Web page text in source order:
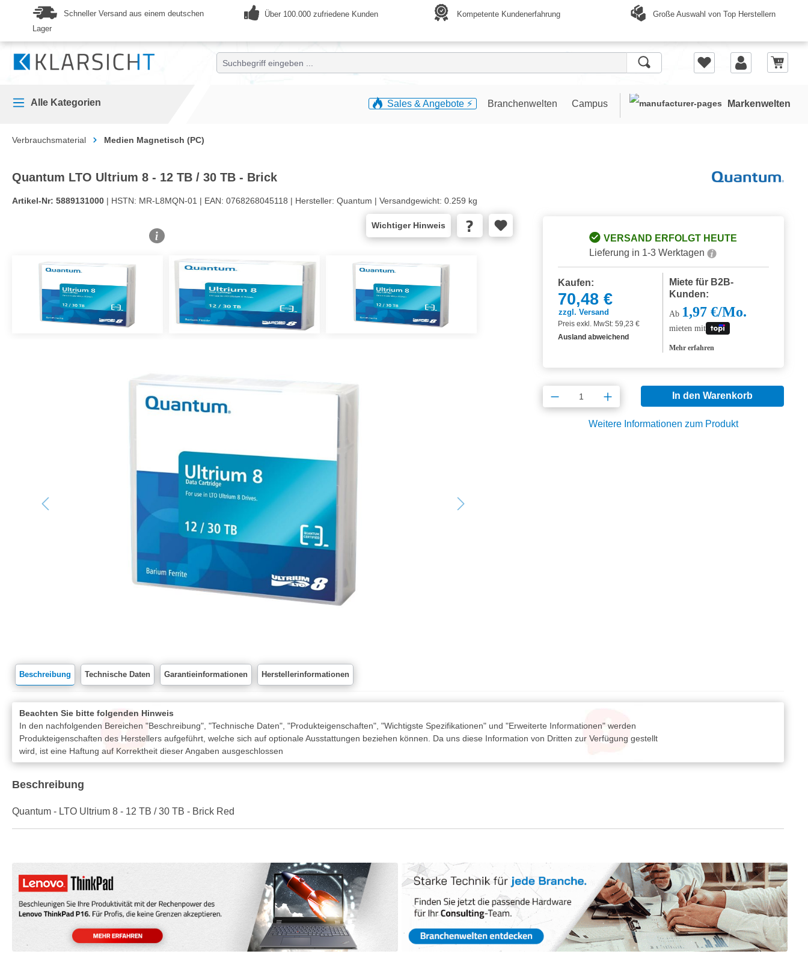
Zur Hauptnavigation springen
Schneller Versand aus einem deutschen
Lager
Über 100.000 zufriedene Kunden Kompetente Kundenerfahrung Große Auswahl von Top Herstellern
Alle Kategorien Sales & Angebote ⚡️ Branchenwelten Campus Markenwelten
Verbrauchsmaterial Medien Magnetisch (PC)
Quantum LTO Ultrium 8 - 12 TB / 30 TB - Brick
Artikel-Nr: 5889131000 | HSTN: MR-L8MQN-01 | EAN: 0768268045118 | Hersteller: Quantum | Versandgewicht: 0.259 kg
Wichtiger Hinweis
VERSAND ERFOLGT HEUTE
Lieferung in 1-3 Werktagen
Kaufen:
70,48 €
zzgl. Versand
Preis exkl. MwSt: 59,23 €
Ausland abweichend
Miete für B2B-
Kunden:
Ab 1,97 €/Mo.
mieten mit
Mehr erfahren
Produkt Anzahl: Gib den gewünschten
In den Warenkorb
Weitere Informationen zum Produkt
Beschreibung Technische Daten Garantieinformationen Herstellerinformationen
Beachten Sie bitte folgenden Hinweis
In den nachfolgenden Bereichen "Beschreibung", "Technische Daten", "Produkteigenschaften", "Wichtigste Spezifikationen" und "Erweiterte Informationen" werden
Produkteigenschaften des Herstellers aufgeführt, welche sich auf optionale Ausstattungen beziehen können. Da uns diese Information von Dritten zur Verfügung gestellt
wird, ist eine Haftung auf Korrektheit dieser Angaben ausgeschlossen
Beschreibung
Quantum - LTO Ultrium 8 - 12 TB / 30 TB - Brick Red